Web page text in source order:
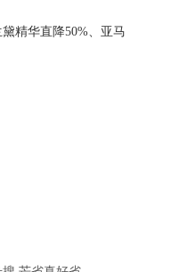
精华直降50%、亚马